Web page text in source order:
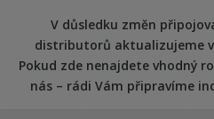
V důsledku změn
distributorů aktualizujeme
Pokud zde nenajdete vhodný
nás – rádi Vám připravíme